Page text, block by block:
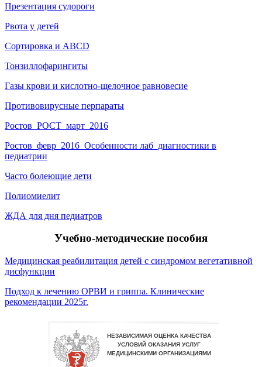
Презентация судороги
Рвота у детей
Сортировка и АВСD
Тонзиллофарингиты
Газы крови и кислотно-щелочное равновесие
Противовирусные перпараты
Ростов_POCT_март_2016
Ростов_февр_2016_Особенности лаб_диагностики в
педиатрии
Часто болеющие дети
Полиомиелит
ЖДА для дня педиатров
Учебно-методические пособия
Медицинская реабилитация детей с синдромом вегетативной
дисфункции
Подход к лечению ОРВИ и гриппа. Клинические
рекомендации 2025г.